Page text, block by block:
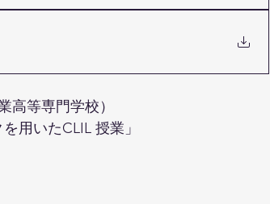
高等専門学校）
用いたCLIL 授業」